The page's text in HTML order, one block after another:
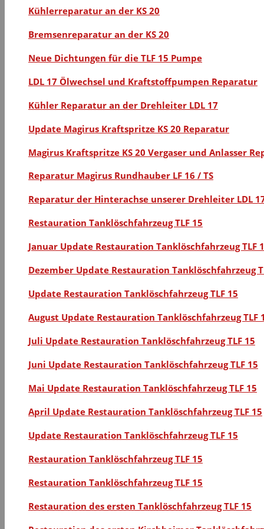
Kühlerreparatur an der KS 20
Bremsenreparatur an der KS 20
Neue Dichtungen für die TLF 15 Pumpe
LDL 17 Ölwechsel und Kraftstoffpumpen Reparatur
Kühler Reparatur an der Drehleiter LDL 17
Update Magirus Kraftspritze KS 20 Reparatur
Magirus Kraftspritze KS 20 Vergaser und Anlasser
Reparatur Magirus Rundhauber LF 16 / TS
Reparatur der Hinterachse unserer Drehleiter LDL
Restauration Tanklöschfahrzeug TLF 15
Januar Update Restauration Tanklöschfahrzeug TLF
Dezember Update Restauration Tanklöschfahrzeug
Update Restauration Tanklöschfahrzeug TLF 15
August Update Restauration Tanklöschfahrzeug TLF
Juli Update Restauration Tanklöschfahrzeug TLF 15
Juni Update Restauration Tanklöschfahrzeug TLF 15
Mai Update Restauration Tanklöschfahrzeug TLF 15
April Update Restauration Tanklöschfahrzeug TLF 15
Update Restauration Tanklöschfahrzeug TLF 15
Restauration Tanklöschfahrzeug TLF 15
Restauration Tanklöschfahrzeug TLF 15
Restauration des ersten Tanklöschfahrzeug TLF 15